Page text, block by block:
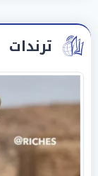
ترندات